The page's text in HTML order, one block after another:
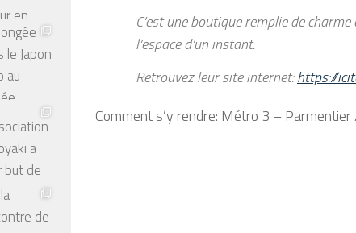
C’est une boutique remplie de
l’espace d’un instant.
Retrouvez leur site internet:https://
Comment s’y rendre: Métro 3 –